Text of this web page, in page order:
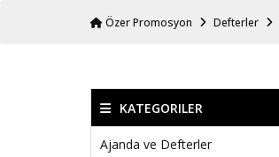
Özer Promosyon Defterler
KATEGORILER
Ajanda ve Defterler